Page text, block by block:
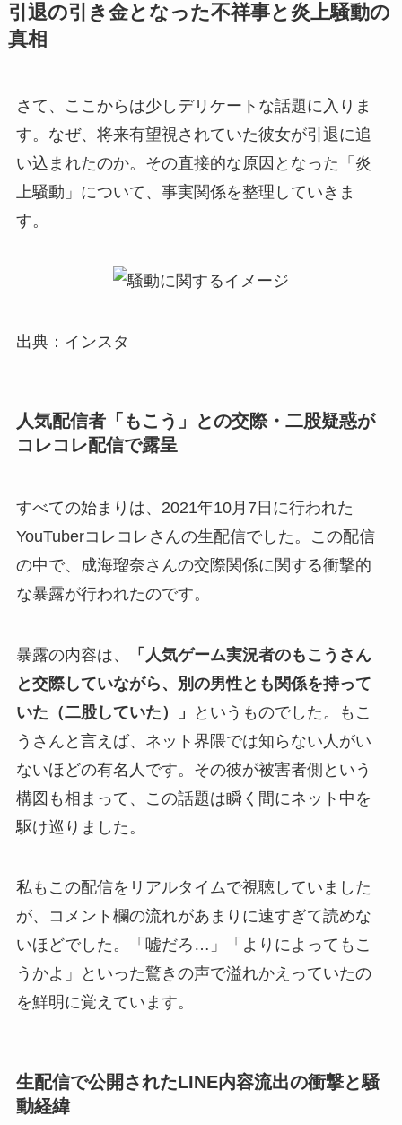
引退の引き金となった不祥事と炎上騒動の
真相
さて、ここからは少しデリケートな話題に入りま
す。なぜ、将来有望視されていた彼女が引退に追
い込まれたのか。その直接的な原因となった「炎
上騒動」について、事実関係を整理していきま
す。
出典：インスタ
人気配信者「もこう」との交際・二股疑惑が
コレコレ配信で露呈
すべての始まりは、2021年10月7日に行われた
YouTuberコレコレさんの生配信でした。この配信
の中で、成海瑠奈さんの交際関係に関する衝撃的
な暴露が行われたのです。
暴露の内容は、
「人気ゲーム実況者のもこうさん
と交際していながら、別の男性とも関係を持って
いた（二股していた）」
というものでした。もこ
うさんと言えば、ネット界隈では知らない人がい
ないほどの有名人です。その彼が被害者側という
構図も相まって、この話題は瞬く間にネット中を
駆け巡りました。
私もこの配信をリアルタイムで視聴していました
が、コメント欄の流れがあまりに速すぎて読めな
いほどでした。「嘘だろ…」「よりによってもこ
うかよ」といった驚きの声で溢れかえっていたの
を鮮明に覚えています。
生配信で公開されたLINE内容流出の衝撃と騒
動経緯